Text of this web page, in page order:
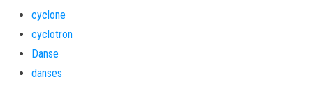
cyclone
cyclotron
Danse
danses